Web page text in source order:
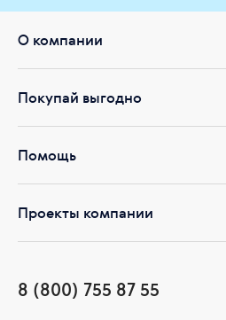
О компании
Покупай выгодно
Помощь
Проекты компании
8 (800) 755 87 55